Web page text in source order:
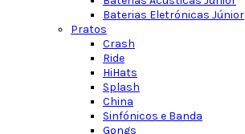
Baterias Eletrónicas Júnior
Pratos
Crash
Ride
HiHats
Splash
China
Sinfónicos e Banda
Gongs